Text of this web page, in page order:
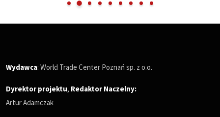
Wydawca: World Trade Center Poznań sp. z o.o.
Dyrektor projektu, Redaktor Naczelny:
Artur Adamczak